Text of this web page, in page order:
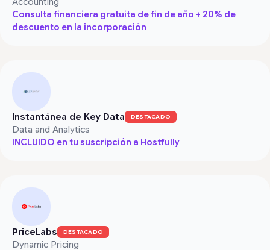
Consulta financiera gratuita de fin de año + 20% de
descuento en la incorporación
Instantánea de Key Data DESTACADO
Data and Analytics
INCLUIDO en tu suscripción a Hostfully
PriceLabs DESTACADO
Dynamic Pricing